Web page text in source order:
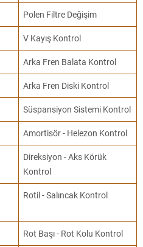
Polen Filtre Değişim
V Kayış Kontrol
Arka Fren Balata Kontrol
Arka Fren Diski Kontrol
Süspansiyon Sistemi Kontrol
Amortisör - Helezon Kontrol
Direksiyon - Aks Körük
Kontrol
Rotil - Salıncak Kontrol
Rot Başı - Rot Kolu Kontrol